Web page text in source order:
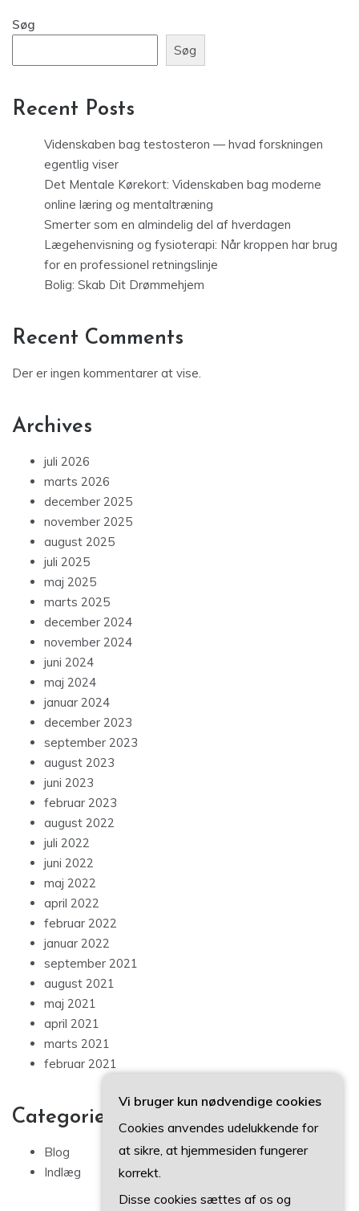
Søg
Søg
Recent Posts
Videnskaben bag testosteron — hvad forskningen
egentlig viser
Det Mentale Kørekort: Videnskaben bag moderne
online læring og mentaltræning
Smerter som en almindelig del af hverdagen
Lægehenvisning og fysioterapi: Når kroppen har brug
for en professionel retningslinje
Bolig: Skab Dit Drømmehjem
Recent Comments
Der er ingen kommentarer at vise.
Archives
juli 2026
marts 2026
december 2025
november 2025
august 2025
juli 2025
maj 2025
marts 2025
december 2024
november 2024
juni 2024
maj 2024
januar 2024
december 2023
september 2023
august 2023
juni 2023
februar 2023
august 2022
juli 2022
juni 2022
maj 2022
april 2022
februar 2022
januar 2022
september 2021
august 2021
maj 2021
april 2021
marts 2021
februar 2021
Categories
Blog
Indlæg
Vi bruger kun nødvendige cookies
Cookies anvendes udelukkende for
at sikre, at hjemmesiden fungerer
korrekt.
Disse cookies sættes af os og